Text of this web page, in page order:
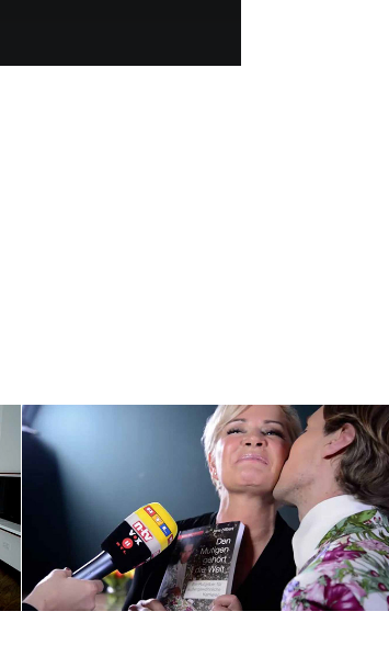
Jens Hilbert - Buchvorstellung